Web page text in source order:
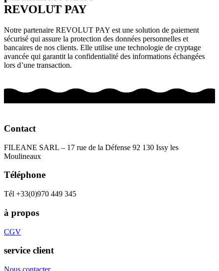
REVOLUT PAY
Notre partenaire REVOLUT PAY est une solution de paiement
sécurisé qui assure la protection des données personnelles et
bancaires de nos clients. Elle utilise une technologie de cryptage
avancée qui garantit la confidentialité des informations échangées
lors d’une transaction.
Contact
FILEANE SARL – 17 rue de la Défense 92 130 Issy les
Moulineaux
Téléphone
Tél +33(0)970 449 345​
à propos
CGV
service client
Nous contacter